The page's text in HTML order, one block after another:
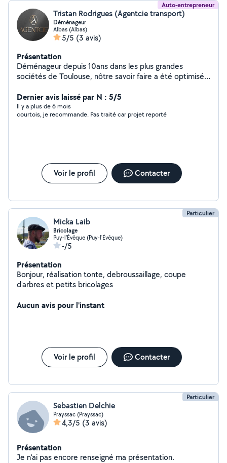
Auto-entrepreneur
Tristan Rodrigues (Agentcie transport)
Déménageur
Albas (Albas)
5/5 (3 avis)
Présentation
Déménageur depuis 10ans dans les plus grandes
sociétés de Toulouse, nôtre savoir faire a été optimisé
industriel, expert en emballage maritime, chargement
de containers , construction de mezzanine . Expert en
emballage fragile, nos équipes sont efficaces, poli est
Dernier avis laissé par N : 5/5
Il y a plus de 6 mois
courtois, je recommande. Pas traité car projet reporté
Voir le profil Contacter
Particulier
Micka Laib
Bricolage
Puy-l'Évêque (Puy-l'Évêque)
-/5
Présentation
Bonjour, réalisation tonte, debroussaillage, coupe
d'arbres et petits bricolages
Aucun avis pour l'instant
Voir le profil Contacter
Particulier
Sebastien Delchie
Prayssac (Prayssac)
4,3/5 (3 avis)
Présentation
Je n'ai pas encore renseigné ma présentation.